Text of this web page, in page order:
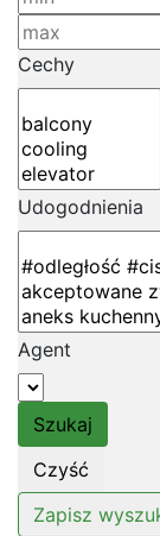
Cechy
Udogodnienia
Agent